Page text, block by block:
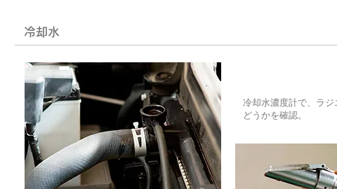
冷却水
冷却水濃度計で、ラ
どうかを確認。